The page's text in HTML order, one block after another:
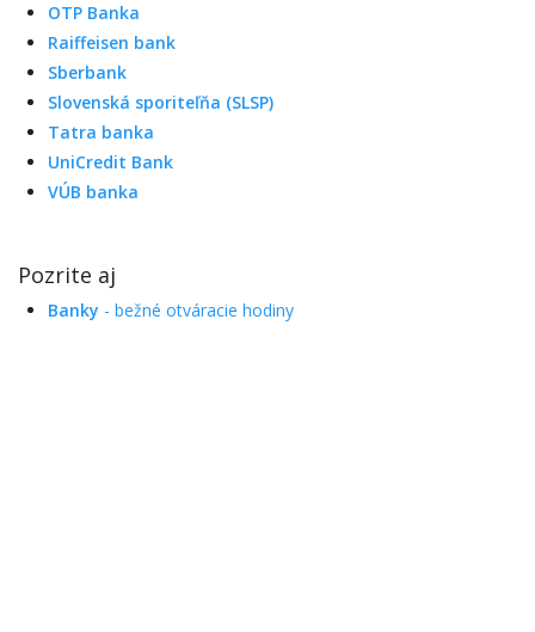
OTP Banka
Raiffeisen bank
Sberbank
Slovenská sporiteľňa (SLSP)
Tatra banka
UniCredit Bank
VÚB banka
Pozrite aj
Banky - bežné otváracie hodiny